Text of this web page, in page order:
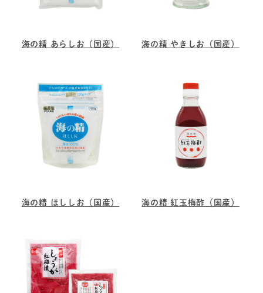
海の精 あらしお（国産） 海の精 やきしお（国産）
海の精 ほししお（国産） 海の精 紅玉梅酢（国産）